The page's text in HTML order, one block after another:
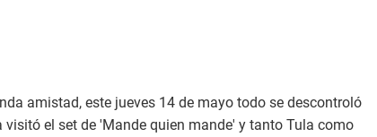
amistad, este jueves 14 de mayo todo se descontroló
el set de 'Mande quien mande' y tanto Tula como